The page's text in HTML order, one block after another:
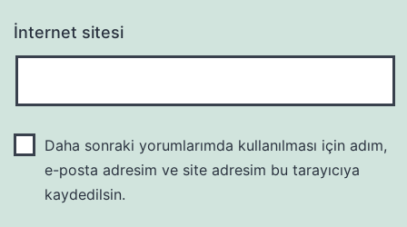
İnternet sitesi
Daha sonraki yorumlarımda kullanılması için adım,
e-posta adresim ve site adresim bu tarayıcıya
kaydedilsin.